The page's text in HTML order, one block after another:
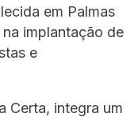
em Palmas
implantação de
e
Certa, integra um